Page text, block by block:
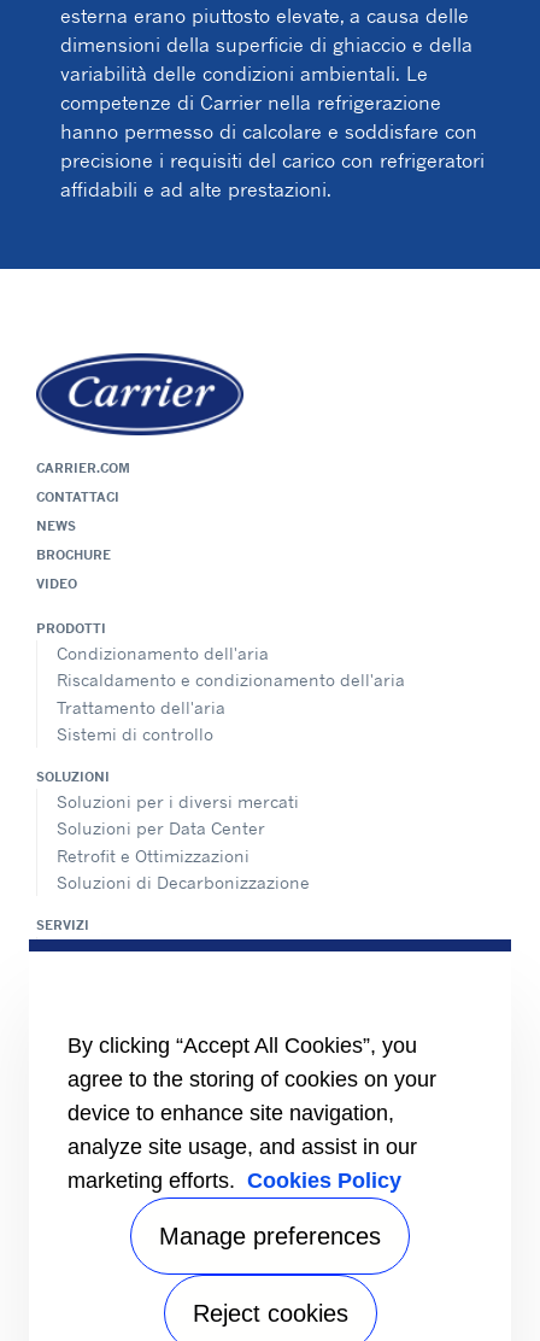
esterna erano piuttosto elevate, a causa delle
dimensioni della superficie di ghiaccio e della
variabilità delle condizioni ambientali. Le
competenze di Carrier nella refrigerazione
hanno permesso di calcolare e soddisfare con
precisione i requisiti del carico con refrigeratori
affidabili e ad alte prestazioni.
CARRIER.COM
CONTATTACI
NEWS
BROCHURE
VIDEO
PRODOTTI
Condizionamento dell'aria
Riscaldamento e condizionamento dell'aria
Trattamento dell'aria
Sistemi di controllo
SOLUZIONI
Soluzioni per i diversi mercati
Soluzioni per Data Center
Retrofit e Ottimizzazioni
Soluzioni di Decarbonizzazione
SERVIZI
Panoramica dei servizi di assistenza
Fornitori
Investitori
CARRIER
Carrier in Europa
Valori fondamentali
Certificazioni
Speak Up
By clicking “Accept All Cookies”, you
agree to the storing of cookies on your
device to enhance site navigation,
analyze site usage, and assist in our
marketing efforts. Cookies Policy
Manage preferences
Reject cookies